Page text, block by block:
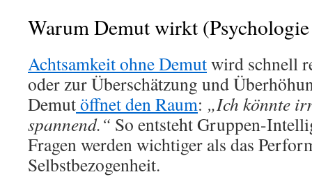
Warum Demut wirkt
Achtsamkeit ohne Demutwird schnell
oder zur Überschätzung und
Demutöffnet den Raum: „Ich könnte
spannend.“ So entsteht Gruppen-
Fragen werden wichtiger als das
Selbstbezogenheit.